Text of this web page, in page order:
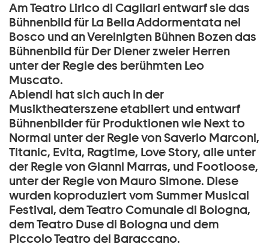
Am Teatro Lirico di Cagliari entwarf sie das
Bühnenbild für La Bella Addormentata nel
Bosco und an Vereinigten Bühnen Bozen das
Bühnenbild für Der Diener zweier Herren
unter der Regie des berühmten Leo
Muscato.
Abiendi hat sich auch in der
Musiktheaterszene etabliert und entwarf
Bühnenbilder für Produktionen wie Next to
Normal unter der Regie von Saverio Marconi,
Titanic, Evita, Ragtime, Love Story, alle unter
der Regie von Gianni Marras, und Footloose,
unter der Regie von Mauro Simone. Diese
wurden koproduziert vom Summer Musical
Festival, dem Teatro Comunale di Bologna,
dem Teatro Duse di Bologna und dem
Piccolo Teatro del Baraccano.